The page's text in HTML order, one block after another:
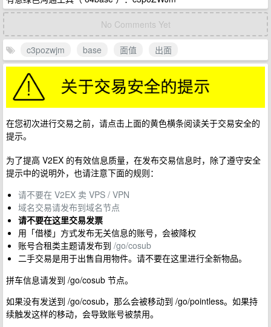
No Comments Yet
c3pozwjm base 面值 出面
在您初次进行交易之前，请点击上面的黄色横条阅读关于交易安全的
提示。
为了提高 V2EX 的有效信息质量，在发布交易信息时，除了遵守安全
提示中的说明外，也请注意下面的规则：
请不要在 V2EX 卖 VPS / VPN
域名交易请发布到域名节点
请不要在这里交易发票
用「借楼」方式发布无关信息的账号，会被降权
账号合租类主题请发布到 /go/cosub
二手交易是用于出售自用物件。请不要在这里进行全新物品。
拼车信息请发到 /go/cosub 节点。
如果没有发送到 /go/cosub，那么会被移动到 /go/pointless。如果持
续触发这样的移动，会导致账号被禁用。